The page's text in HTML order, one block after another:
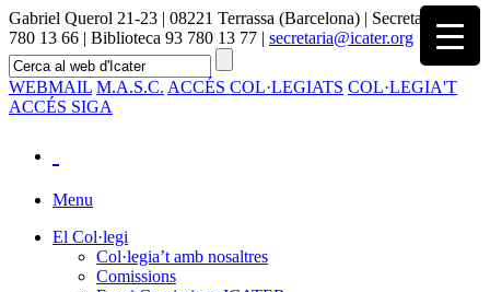
Gabriel Querol 21-23 | 08221 Terrassa (Barcelona) | Secretaria 93
780 13 66 | Biblioteca 93 780 13 77 | secretaria@icater.org
WEBMAIL M.A.S.C. ACCÉS COL·LEGIATS COL·LEGIA'T
ACCÉS SIGA
Menu
El Col·legi
Col·legia’t amb nosaltres
Comissions